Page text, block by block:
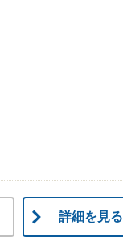
詳細を見る